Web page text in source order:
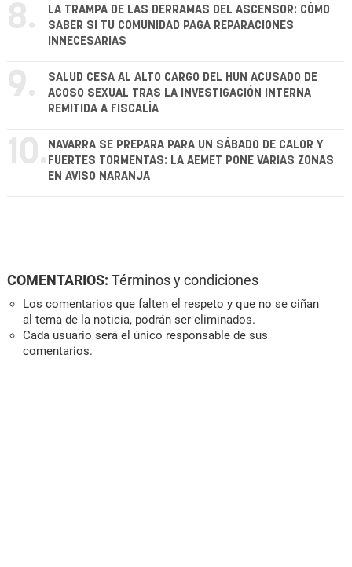
8.
LA TRAMPA DE LAS DERRAMAS DEL ASCENSOR: CÓMO
SABER SI TU COMUNIDAD PAGA REPARACIONES
INNECESARIAS
9.
SALUD CESA AL ALTO CARGO DEL HUN ACUSADO DE
ACOSO SEXUAL TRAS LA INVESTIGACIÓN INTERNA
REMITIDA A FISCALÍA
10. NAVARRA SE PREPARA PARA UN SÁBADO DE CALOR Y
FUERTES TORMENTAS: LA AEMET PONE VARIAS ZONAS
EN AVISO NARANJA
COMENTARIOS: Términos y condiciones
Los comentarios que falten el respeto y que no se ciñan
al tema de la noticia, podrán ser eliminados.
Cada usuario será el único responsable de sus
comentarios.